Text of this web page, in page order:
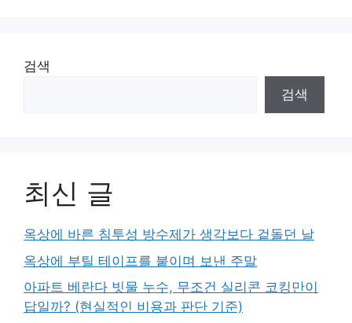
검색
검색
최신 글
옥상에 바른 침투성 방수제가 생각보다 겉돌던 날
옥상에 부틸 테이프를 붙이며 보낸 주말
아파트 베란다 빗물 누수, 무조건 실리콘 코킹만이
답일까? (현실적인 비용과 판단 기준)